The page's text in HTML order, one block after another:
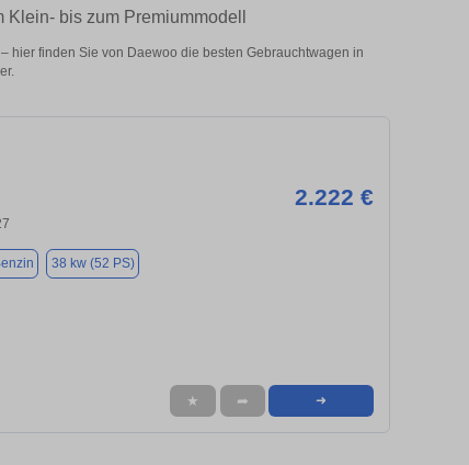
bis zum Premiummodell
hier finden Sie von Daewoo die besten Gebrauchtwagen in
2.222 €
38 kw (52 PS)
★ ➦ ➜